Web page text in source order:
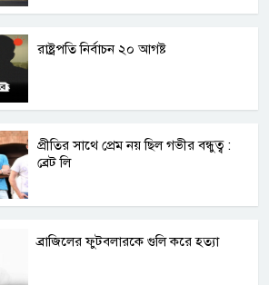
রাষ্ট্রপতি নির্বাচন ২০ আগষ্ট
প্রীতির সাথে প্রেম নয় ছিল গভীর বন্ধুত্ব :
ব্রেট লি
ব্রাজিলের ফুটবলারকে গুলি করে হত্যা